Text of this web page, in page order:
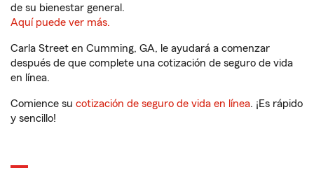
de su bienestar general.
Aquí puede ver más.
Carla Street en Cumming, GA, le ayudará a comenzar
después de que complete una cotización de seguro de vida
en línea.
Comience su cotización de seguro de vida en línea. ¡Es rápido
y sencillo!